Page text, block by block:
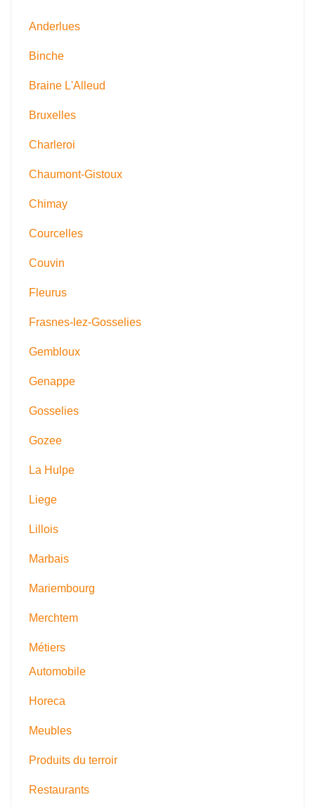
Anderlues
Binche
Braine L'Alleud
Bruxelles
Charleroi
Chaumont-Gistoux
Chimay
Courcelles
Couvin
Fleurus
Frasnes-lez-Gosselies
Gembloux
Genappe
Gosselies
Gozee
La Hulpe
Liege
Lillois
Marbais
Mariembourg
Merchtem
Métiers
Automobile
Horeca
Meubles
Produits du terroir
Restaurants